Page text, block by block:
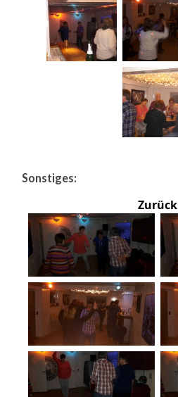
Sonstiges:
Zurück